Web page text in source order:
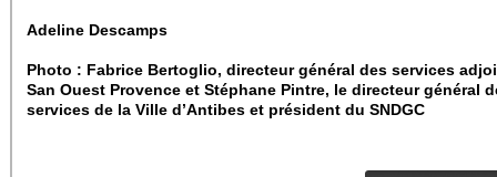
Adeline Descamps
Photo : Fabrice Bertoglio, directeur général des services
San Ouest Provence et Stéphane Pintre, le directeur général
services de la Ville d’Antibes et président du SNDGC